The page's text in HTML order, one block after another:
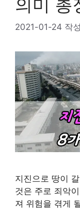
의미 총
2021-01-24 작
지진으로 땅이
것은 주로 죄악
져 위험을 겪게